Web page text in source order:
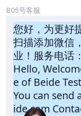
B05号客服
您好，为更好
扫描添加微信
业！服务电话
Hello,
e of Beide
You can send
ide.com